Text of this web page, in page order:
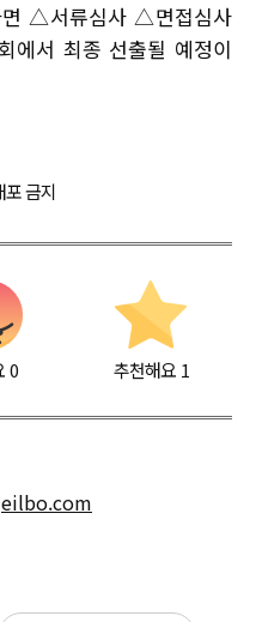
면 △서류심사 △면접심사
에서 최종 선출될 예정이
금지
0 추천해요 1